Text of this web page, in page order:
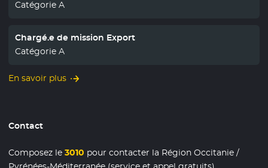
Catégorie A
Chargé.e de mission Export
Catégorie A
En savoir plus
Contact
Composez le3010 pour contacter la Région Occitanie /